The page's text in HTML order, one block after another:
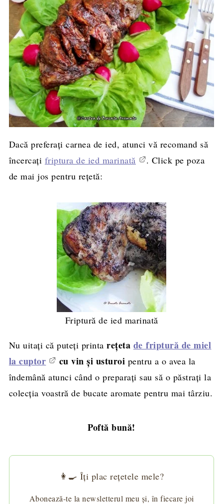
Dacă preferați carnea de ied, atunci vă recomand să
încercați friptura de ied marinată
. Click pe poza
de mai jos pentru rețetă:
Friptură de ied marinată
Nu uitaţi că puteţi printareţeta de friptură de miel
la cuptor
cu vin şi usturoi pentru a o avea la
îndemână atunci când o preparaţi sau să o păstraţi la
colecţia voastră de bucate aromate pentru mai târziu.
Poftă bună!
👩‍🍳 Îți plac rețetele mele?
Abonează-te la newsletterul meu și, în fiecare joi